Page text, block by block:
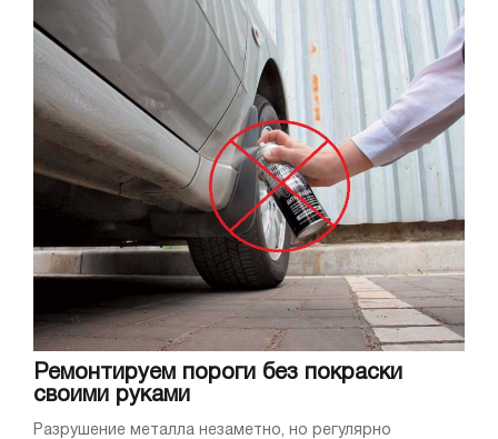
Ремонтируем пороги без покраски
своими руками
Разрушение металла незаметно, но регулярно